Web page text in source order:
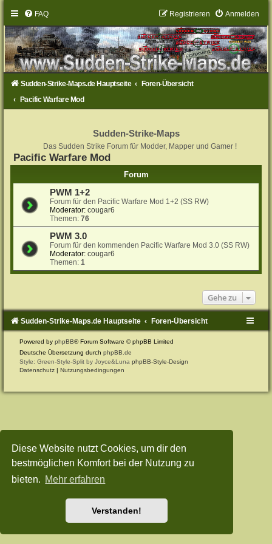
Diese Website nutzt Cookies, um dir den
bestmöglichen Komfort bei der Nutzung zu
bieten. Mehr erfahren
Verstanden!
FAQ Anmelden
Registrieren
Sudden-Strike-Maps.de Hauptseite
Foren-Übersicht
Pacific Warfare Mod
Sudden-Strike-Maps
Das Sudden Strike Forum für Modder, Mapper und Gamer !
Pacific Warfare Mod
Forum
PWM 1+2
Forum für den Pacific Warfare Mod 1+2 (SS RW)
Moderator: cougar6
Themen:76
PWM 3.0
Forum für den kommenden Pacific Warfare Mod 3.0 (SS RW)
Moderator: cougar6
Themen:1
Gehe zu
Sudden-Strike-Maps.de Hauptseite Foren-Übersicht
Powered byphpBB® Forum Software © phpBB Limited
Deutsche Übersetzung durchphpBB.de
Style: Green-Style-Split by Joyce&LunaphpBB-Style-Design
Datenschutz
Nutzungsbedingungen